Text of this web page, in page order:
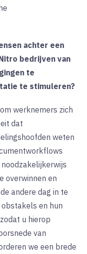
achter een
bedrijven van
te
te stimuleren?
werknemers zich
dat
weten
overwinnen en
andere dag in te
en hun
u hierop
van
we een brede